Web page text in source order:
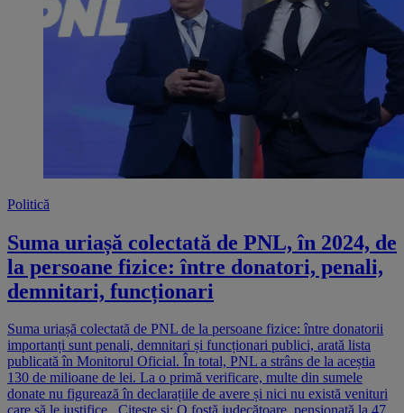
Politică
Suma uriașă colectată de PNL, în 2024, de
la persoane fizice: între donatori, penali,
demnitari, funcționari
Suma uriașă colectată de PNL de la persoane fizice: între donatorii
importanți sunt penali, demnitari și funcționari publici, arată lista
publicată în Monitorul Oficial. În total, PNL a strâns de la aceștia
130 de milioane de lei. La o primă verificare, multe din sumele
donate nu figurează în declarațiile de avere și nici nu există venituri